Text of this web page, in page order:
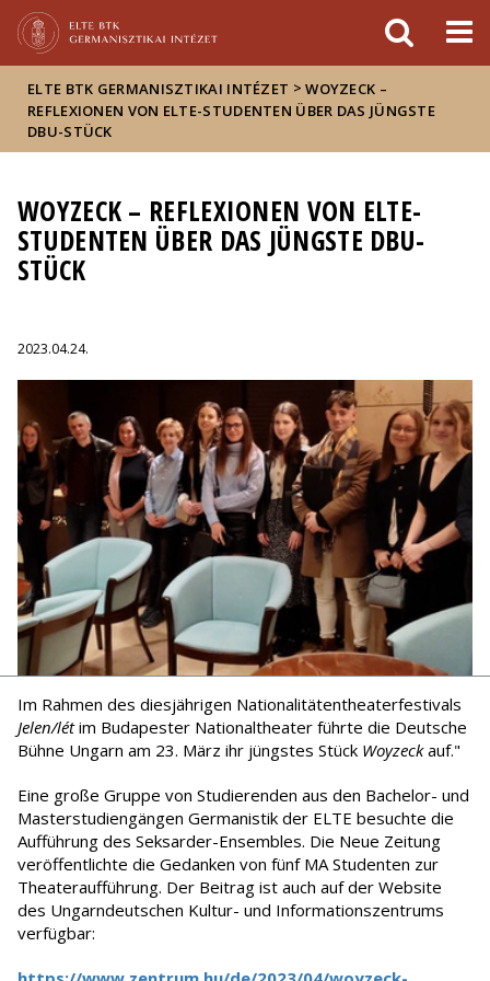
sajtóban
ELTE BTK GERMANISZTIKAI INTÉZET >WOYZECK –
REFLEXIONEN VON ELTE-STUDENTEN ÜBER DAS JÜNGSTE
DBU-STÜCK
WOYZECK – REFLEXIONEN VON ELTE-
STUDENTEN ÜBER DAS JÜNGSTE DBU-
STÜCK
2023.04.24.
Im Rahmen des diesjährigen Nationalitätentheaterfestivals
Jelen/létim Budapester Nationaltheater führte die Deutsche
Bühne Ungarn am 23. März ihr jüngstes Stück Woyzeckauf."
Eine große Gruppe von Studierenden aus den Bachelor- und
Masterstudiengängen Germanistik der ELTE besuchte die
Aufführung des Seksarder-Ensembles. Die Neue Zeitung
veröffentlichte die Gedanken von fünf MA Studenten zur
Theateraufführung. Der Beitrag ist auch auf der Website
des Ungarndeutschen Kultur- und Informationszentrums
verfügbar: